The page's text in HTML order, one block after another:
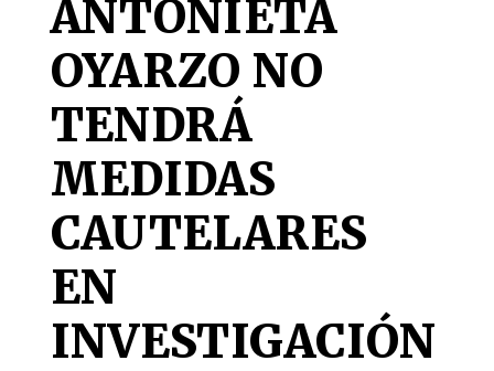
ANTONIETA
OYARZO NO
TENDRÁ
MEDIDAS
CAUTELARES
EN
INVESTIGACIÓN